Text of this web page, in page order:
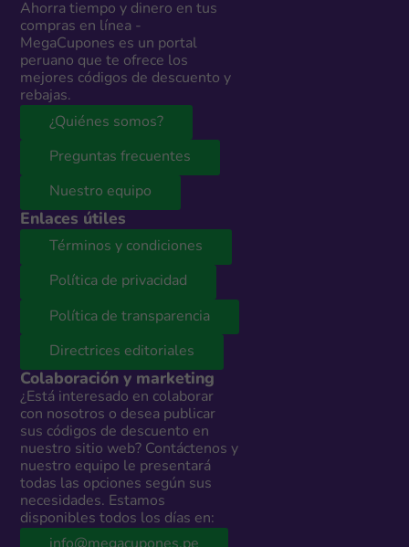
Ahorra tiempo y dinero en tus
compras en línea -
MegaCupones es un portal
peruano que te ofrece los
mejores códigos de descuento y
rebajas.
¿Quiénes somos?
Preguntas frecuentes
Nuestro equipo
Enlaces útiles
Términos y condiciones
Política de privacidad
Política de transparencia
Directrices editoriales
Colaboración y marketing
¿Está interesado en colaborar
con nosotros o desea publicar
sus códigos de descuento en
nuestro sitio web? Contáctenos y
nuestro equipo le presentará
todas las opciones según sus
necesidades. Estamos
disponibles todos los días en: